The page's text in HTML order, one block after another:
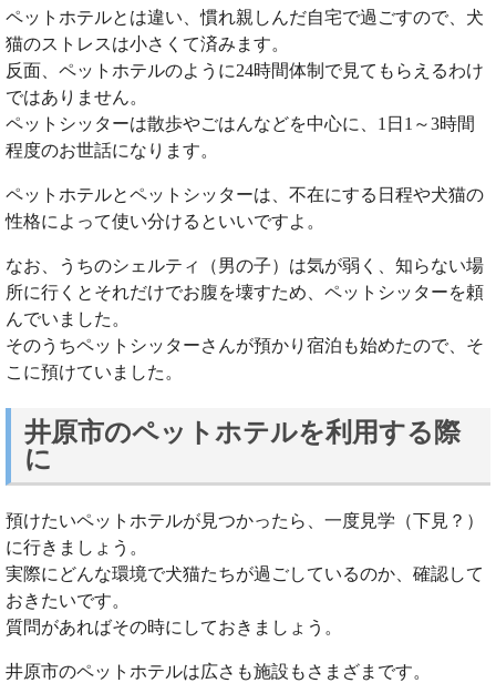
ペットホテルとは違い、慣れ親しんだ自宅で過ごすので、犬
猫のストレスは小さくて済みます。
反面、ペットホテルのように24時間体制で見てもらえるわけ
ではありません。
ペットシッターは散歩やごはんなどを中心に、1日1～3時間
程度のお世話になります。
ペットホテルとペットシッターは、不在にする日程や犬猫の
性格によって使い分けるといいですよ。
なお、うちのシェルティ（男の子）は気が弱く、知らない場
所に行くとそれだけでお腹を壊すため、ペットシッターを頼
んでいました。
そのうちペットシッターさんが預かり宿泊も始めたので、そ
こに預けていました。
井原市のペットホテルを利用する際
に
預けたいペットホテルが見つかったら、一度見学（下見？）
に行きましょう。
実際にどんな環境で犬猫たちが過ごしているのか、確認して
おきたいです。
質問があればその時にしておきましょう。
井原市のペットホテルは広さも施設もさまざまです。